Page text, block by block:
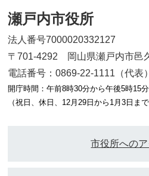
瀬戸内市役所
法人番号7000020332127
〒701-4292 岡山県瀬戸内市邑
電話番号：0869-22-1111（代表）
開庁時間：午前8時30分から午後5時15分
（祝日、休日、12月29日から1月3日ま
市役所へのア